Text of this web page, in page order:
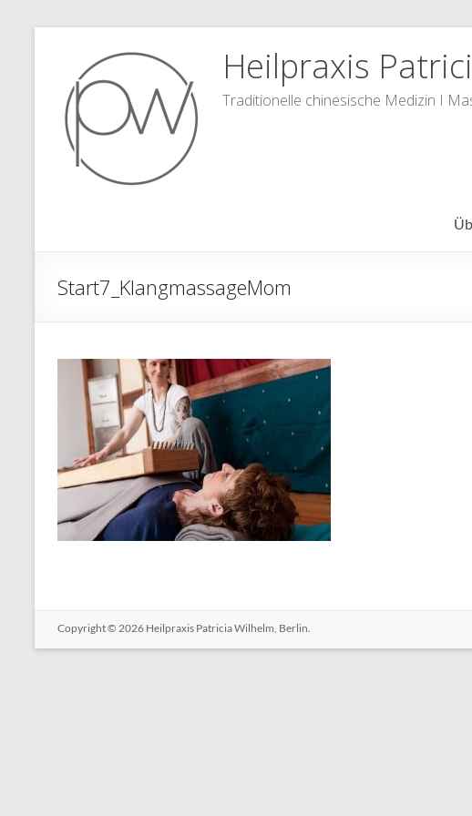
springen
Heilpraxis
Traditionelle chinesische Medizin I
Start7_KlangmassageMom
Copyright © 2026 Heilpraxis Patricia Wilhelm, Berlin.